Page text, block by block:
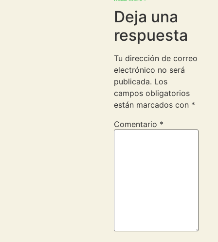
Deja una
respuesta
Tu dirección de correo
electrónico no será
publicada. Los
campos obligatorios
están marcados con *
Comentario *